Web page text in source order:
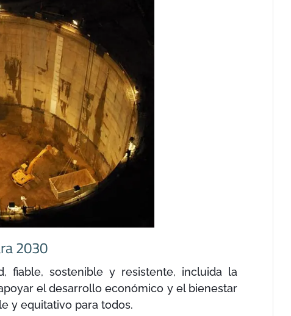
2030
fiable, sostenible y resistente, incluida la
el desarrollo económico y el bienestar
y equitativo para todos.